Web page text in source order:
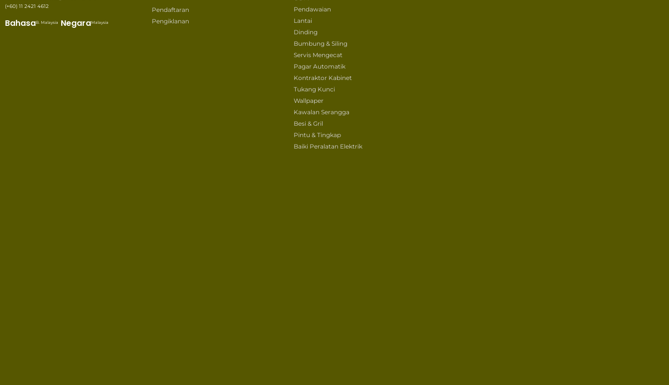
(+60) 11 2421 4612
BahasaB. Malaysia NegaraMalaysia
Pendaftaran
Pengiklanan
Pendawaian
Lantai
Dinding
Bumbung & Siling
Servis Mengecat
Pagar Automatik
Kontraktor Kabinet
Tukang Kunci
Wallpaper
Kawalan Serangga
Besi & Gril
Pintu & Tingkap
Baiki Peralatan Elektrik